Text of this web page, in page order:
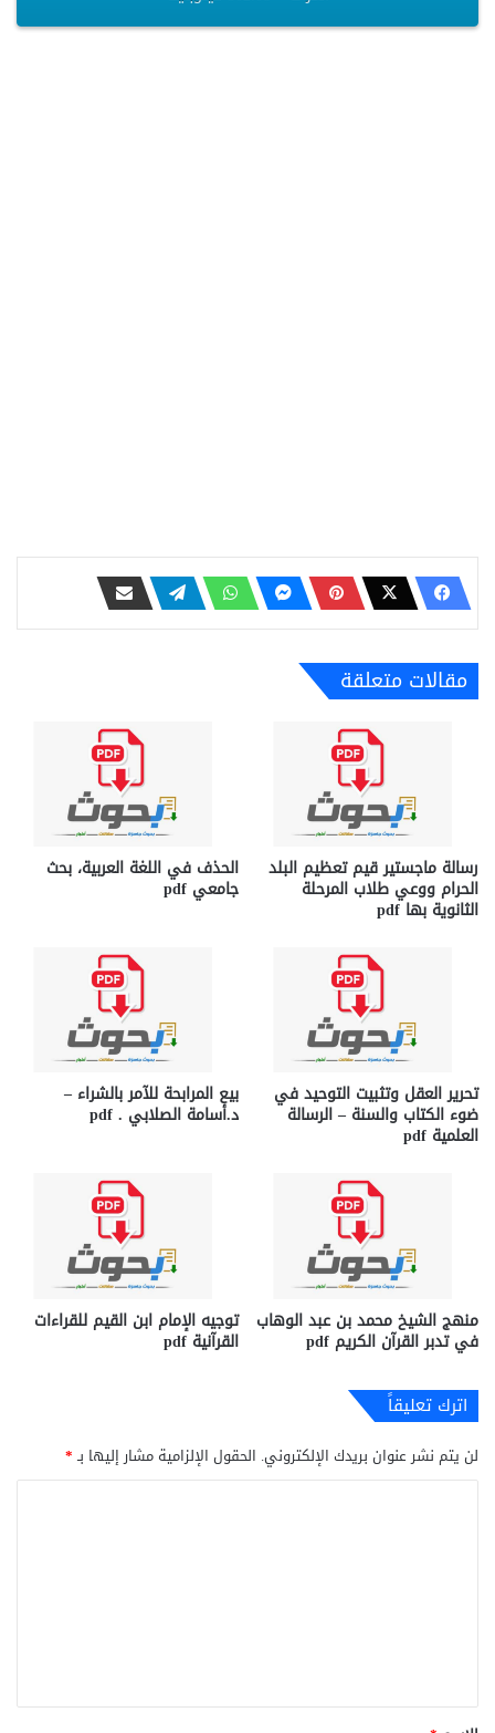
مقالات متعلقة
رسالة ماجستير قيم تعظيم البلد
الحرام ووعي طلاب المرحلة
الثانوية بها pdf
الحذف في اللغة العربية، بحث
جامعي pdf
تحرير العقل وتثبيت التوحيد في
ضوء الكتاب والسنة – الرسالة
العلمية pdf
بيع المرابحة للآمر بالشراء –
د.أسامة الصلابي . pdf
منهج الشيخ محمد بن عبد الوهاب
في تدبر القرآن الكريم pdf
توجيه الإمام ابن القيم للقراءات
القرآنية pdf
اترك تعليقاً
لن يتم نشر عنوان بريدك الإلكتروني. الحقول الإلزامية مشار إليها بـ*